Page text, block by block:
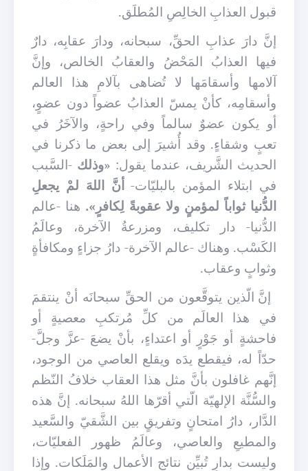
قبول العذابِ الخالِصِ المُطلَق.
إنَّ دارَ عذابِ الحقِّ، سبحانه، ودارَ عقابِه، دارٌ
فيها العذابُ المَحْضُ والعقابُ الخالص، وإنَّ
آلامها وأسقامَها لا تُضاهى بآلامِ هذا العالم
وأسقامِه، كأنْ يمسّ العذابُ عضواً دون عضوٍ،
أو يكون عضوٌ سالماً وفي راحةٍ، والآخَرُ في
تعبٍ وشقاءٍ. وقد أُشيرَ إلى بعض ما ذكرنا في
الحديث الشَّريف، عندما يقول: «وذلك -السَّبب
في ابتلاء المؤمن بالبليّات-أنَّ اللهَ لمْ يجعلِ
الدُّنيا ثواباً لمؤمنٍ ولا عقوبةً لِكافرٍ». هنا -عالم
الدُّنيا- دار تكليف، ومزرعةُ الآخرة، وعالَمُ
الكَسْب. وهناك -عالم الآخرة- دارُ جزاءٍ ومكافأةٍ
وثوابٍ وعقاب.
إنَّ الّذين يتوقَّعون من الحقِّ سبحانَه أنْ ينتقمَ
في هذا العالَم من كلِّ مُرتكبِ معصيةٍ أو
فاحشةٍ أو جَوْرٍ أو اعتداءٍ، بأنْ يضعَ -عزَّ وجلَّ-
حدّاً له، فيقطع يدَه ويقلع العاصي من الوجود،
إنَّهم غافلون بأنَّ مثل هذا العقاب خلافُ النّظم
والسُّنَّة الإلهيّة الّتي أقرّها اللهُ سبحانه. إنَّ هذه
الدَّار، دارُ امتحانٍ وتفريقٍ بين الشَّقيّ والسَّعيد
والمطيعِ والعاصي، وعالَمُ ظهور الفعليّات،
وليست بدارٍ تُبيِّن نتائج الأعمال والمَلَكات. وإذا